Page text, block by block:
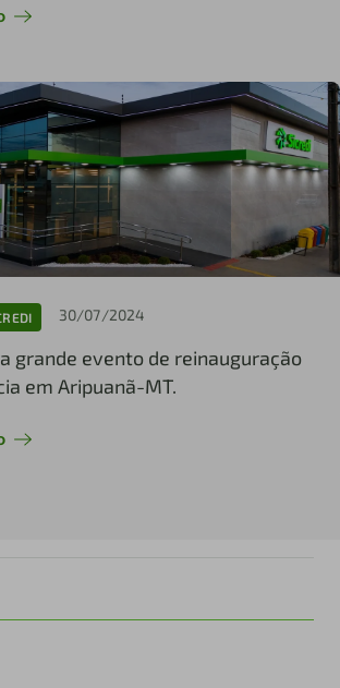
30/07/2024
grande evento de reinauguração
em Aripuanã-MT.